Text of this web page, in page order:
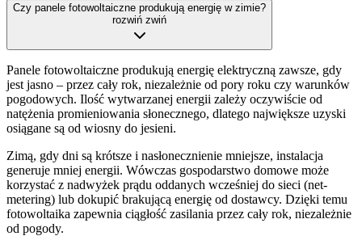
Czy panele fotowoltaiczne produkują energię w zimie?
rozwiń zwiń
Panele fotowoltaiczne produkują energię elektryczną zawsze, gdy
jest jasno – przez cały rok, niezależnie od pory roku czy warunków
pogodowych. Ilość wytwarzanej energii zależy oczywiście od
natężenia promieniowania słonecznego, dlatego największe uzyski
osiągane są od wiosny do jesieni.
Zimą, gdy dni są krótsze i nasłonecznienie mniejsze, instalacja
generuje mniej energii. Wówczas gospodarstwo domowe może
korzystać z nadwyżek prądu oddanych wcześniej do sieci (net-
metering) lub dokupić brakującą energię od dostawcy. Dzięki temu
fotowoltaika zapewnia ciągłość zasilania przez cały rok, niezależnie
od pogody.